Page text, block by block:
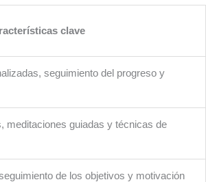
clave
seguimiento del progreso y
meditaciones guiadas y técnicas de
de los objetivos y motivación